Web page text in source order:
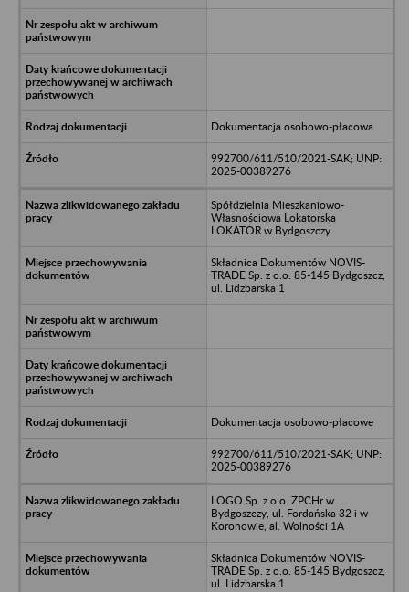
Dokumentacja osobowo-płacowa
992700/611/510/2021-SAK; UNP:
2025-00389276
Spółdzielnia Mieszkaniowo-
Własnościowa Lokatorska
LOKATOR w Bydgoszczy
Składnica Dokumentów NOVIS-
TRADE Sp. z o.o. 85-145 Bydgoszcz,
ul. Lidzbarska 1
Dokumentacja osobowo-płacowe
992700/611/510/2021-SAK; UNP:
2025-00389276
LOGO Sp. z o.o. ZPCHr w
Bydgoszczy, ul. Fordańska 32 i w
Koronowie, al. Wolności 1A
Składnica Dokumentów NOVIS-
TRADE Sp. z o.o. 85-145 Bydgoszcz,
ul. Lidzbarska 1